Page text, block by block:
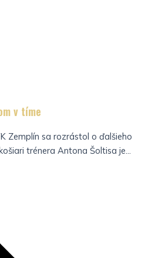
v tíme
Zemplín sa rozrástol o ďalšieho
trénera Antona Šoltisa je...